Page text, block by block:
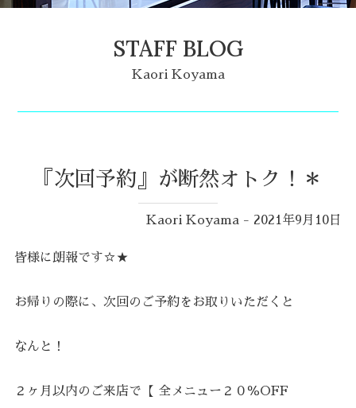
STAFF BLOG
Kaori Koyama
『次回予約』が断然オトク！＊
Kaori Koyama - 2021年9月10日
皆様に朗報です☆★
お帰りの際に、次回のご予約をお取りいただくと
なんと！
２ヶ月以内のご来店で【 全メニュー２０％OFF